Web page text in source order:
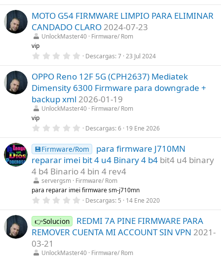
s
)
0
0
e
s
t
l
(
s
)
MOTO G54 FIRMWARE LIMPIO PARA ELIMINAR
CANDADO CLARO 2024-07-23
UnlockMaster40 Firmware/ Rom
vip
0
0
0
e
s
t
r
e
a
(
s
)
Descargas 7 23 Jul 2024
OPPO Reno 12F 5G (CPH2637) Mediatek
Dimensity 6300 Firmware para downgrade +
backup xml 2026-01-19
UnlockMaster40 Firmware/ Rom
vip
0
0
0
e
s
t
r
e
l
a
(
s
)
Descargas 6 19 Ene 2026
💾Firmware/Rom
para firmware J710MN
reparar imei bit 4 u4 Binary 4 b4 bit4 u4 binary
4 b4 Binario 4 bin 4 rev4
servergsm Firmware/ Rom
para reparar imei firmware sm-j710mn
0
0
0
e
s
e
Descargas 5 14 Ene 2020
👉Solucion
REDMI 7A PINE FIRMWARE PARA
REMOVER CUENTA MI ACCOUNT SIN VPN 2021-
03-21
UnlockMaster40 Firmware/ Rom